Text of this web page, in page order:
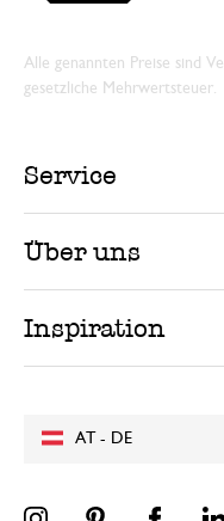
AT - DE
Alle genannten Preise sind
gesetzliche Mehrwertsteuer.
Service
Über uns
Inspiration